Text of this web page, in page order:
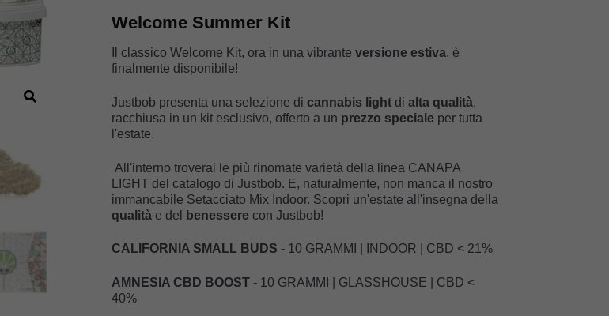
Welcome Summer Kit
Il classico Welcome Kit, ora in una vibrante versione estiva, è
finalmente disponibile!
Justbob presenta una selezione di cannabis lightdi alta qualità,
racchiusa in un kit esclusivo, offerto a un prezzo speciale per tutta
l'estate.
All'interno troverai le più rinomate varietà della linea CANAPA
LIGHT del catalogo di Justbob. E, naturalmente, non manca il nostro
immancabile Setacciato Mix Indoor. Scopri un'estate all'insegna della
qualitàe del benessere con Justbob!
CALIFORNIA SMALL BUDS - 10 GRAMMI | INDOOR | CBD < 21%
AMNESIA CBD BOOST- 10 GRAMMI | GLASSHOUSE | CBD <
40%